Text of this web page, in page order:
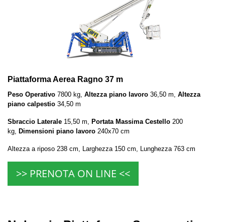
Piattaforma Aerea Ragno 37 m
Peso Operativo 7800 kg, Altezza piano lavoro 36,50 m, Altezza
piano calpestio 34,50 m
Sbraccio Laterale 15,50 m, Portata Massima Cestello 200
kg,
Dimensioni piano lavoro 240x70 cm
Altezza a riposo 238 cm, Larghezza 150 cm, Lunghezza 763 cm
>> PRENOTA ON LINE <<